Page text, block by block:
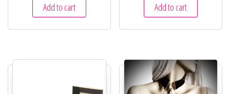
Add to cart Add to cart